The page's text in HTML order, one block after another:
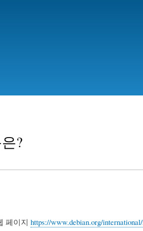
?
페이지 https://www.debian.org/